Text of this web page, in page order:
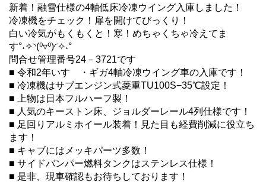
新着！融雪仕様の4軸低床冷凍ウイング入庫しました！
冷凍機をチェック！扉を開けてびっくり！
白い冷気がもくもくと！寒！めちゃくちゃ冷えてま
す°˖✧◝(⁰▿⁰)◜✧˖°
問合せ管理番号24－3721です
■ 令和2年いすゞ・ギガ4軸冷凍ウイング車の入庫です！
■ 冷凍機はサブエンジン式菱重TU100S−35℃設定！
■ 上物は日本フルハーフ製！
■ 人気のキーストン床、ジョルダーレール4列仕様です！
■ 足回りアルミホイール装着！見た目も経費削減に役立ち
ます！
■ キャブにはメッキパーツ多数！
■ サイドバンパー燃料タンクはステンレス仕様！
■ 是非、現車確認もお待ちしております！